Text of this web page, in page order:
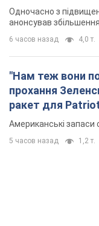
Одночасно з
анонсував
6 часов назад 4,0 т.
"Нам теж вони
прохання
ракет для
Американські запаси
5 часов назад 1,2 т.